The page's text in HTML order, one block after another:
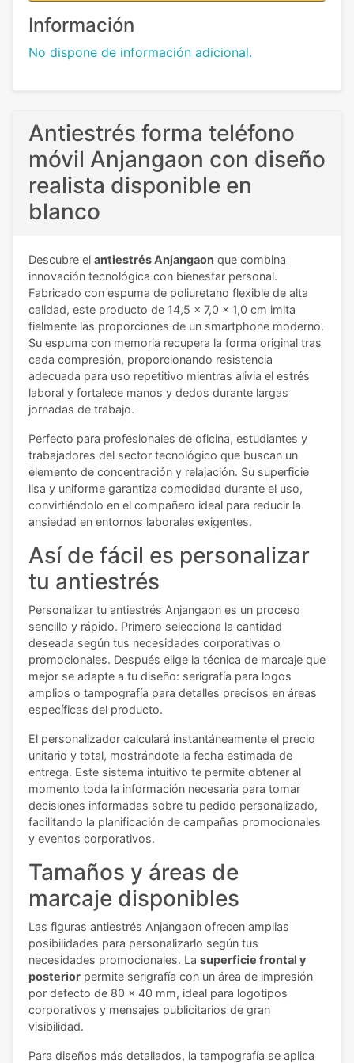
Información
No dispone de información adicional.
Antiestrés forma teléfono
móvil Anjangaon con diseño
realista disponible en
blanco
Descubre el antiestrés Anjangaon que combina
innovación tecnológica con bienestar personal.
Fabricado con espuma de poliuretano flexible de alta
calidad, este producto de 14,5 x 7,0 x 1,0 cm imita
fielmente las proporciones de un smartphone moderno.
Su espuma con memoria recupera la forma original tras
cada compresión, proporcionando resistencia
adecuada para uso repetitivo mientras alivia el estrés
laboral y fortalece manos y dedos durante largas
jornadas de trabajo.
Perfecto para profesionales de oficina, estudiantes y
trabajadores del sector tecnológico que buscan un
elemento de concentración y relajación. Su superficie
lisa y uniforme garantiza comodidad durante el uso,
convirtiéndolo en el compañero ideal para reducir la
ansiedad en entornos laborales exigentes.
Así de fácil es personalizar
tu antiestrés
Personalizar tu antiestrés Anjangaon es un proceso
sencillo y rápido. Primero selecciona la cantidad
deseada según tus necesidades corporativas o
promocionales. Después elige la técnica de marcaje que
mejor se adapte a tu diseño: serigrafía para logos
amplios o tampografía para detalles precisos en áreas
específicas del producto.
El personalizador calculará instantáneamente el precio
unitario y total, mostrándote la fecha estimada de
entrega. Este sistema intuitivo te permite obtener al
momento toda la información necesaria para tomar
decisiones informadas sobre tu pedido personalizado,
facilitando la planificación de campañas promocionales
y eventos corporativos.
Tamaños y áreas de
marcaje disponibles
Las figuras antiestrés Anjangaon ofrecen amplias
posibilidades para personalizarlo según tus
necesidades promocionales. La superficie frontal y
posterior permite serigrafía con un área de impresión
por defecto de 80 x 40 mm, ideal para logotipos
corporativos y mensajes publicitarios de gran
visibilidad.
Para diseños más detallados, la tampografía se aplica